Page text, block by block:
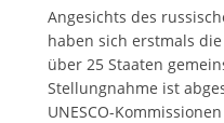
Angesichts des
haben sich erstmals die
über 25 Staaten
Stellungnahme ist
UNESCO-